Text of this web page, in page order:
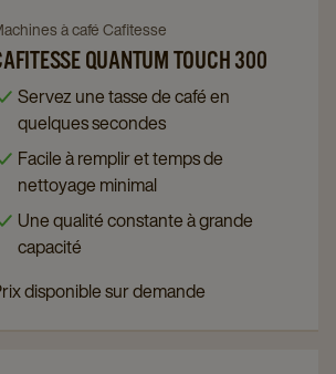
Quantum
300
details
page
à café Cafitesse
QUANTUM TOUCH 300
Servez une tasse de café en
quelques secondes
Facile à remplir et temps de
nettoyage minimal
Une qualité constante à grande
capacité
disponible sur demande